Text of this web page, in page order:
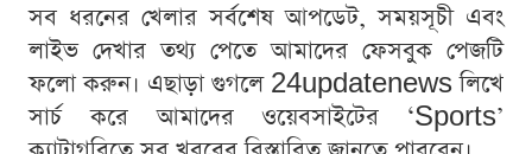
সব ধরনের খেলার সর্বশেষ আপডেট, সময়সূচী এবং
লাইভ দেখার তথ্য পেতে আমাদের ফেসবুক পেজটি
ফলো করুন। এছাড়া গুগলে 24updatenews লিখে
সার্চ করে আমাদের ওয়েবসাইটের ‘Sports’